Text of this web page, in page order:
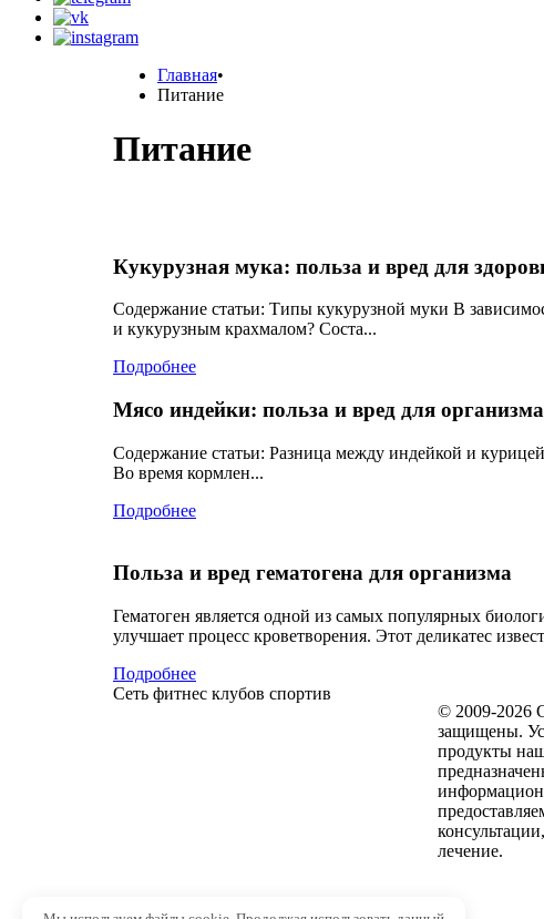
Главная•
Питание
Питание
Кукурузная мука: польза и вред для
Содержание статьи: Типы кукурузной муки В
и кукурузным крахмалом? Соста...
Подробнее
Мясо индейки: польза и вред для организма
Содержание статьи: Разница между индейкой и
Во время кормлен...
Подробнее
Польза и вред гематогена для организма
Гематоген является одной из самых популярных
улучшает процесс кроветворения. Этот деликатес
Подробнее
Сеть фитнес клубов спортив
© 2009-2026
защищены.
продукты
лечение.